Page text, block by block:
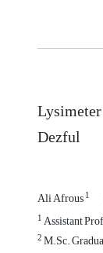
Dezful
Ali Afrous1
1Assistant
2M.Sc.